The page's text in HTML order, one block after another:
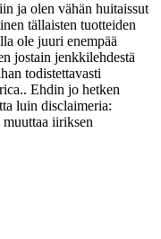
ja olen vähän huitaissut
tällaisten tuotteiden
ole juuri enempää
jostain jenkkilehdestä
todistettavasti
Ehdin jo hetken
luin disclaimeria:
muuttaa iiriksen